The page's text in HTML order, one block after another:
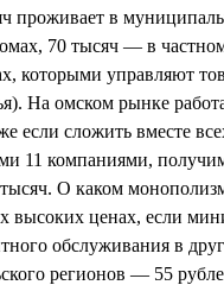
проживает в
70 тысяч — в
которыми управляют
На омском рынке
если сложить вместе
11 компаниями,
О каком
высоких ценах, если
обслуживания в
регионов — 55